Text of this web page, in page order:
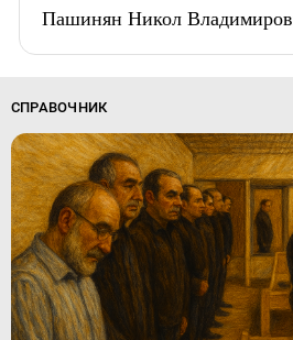
Пашинян Никол
СПРАВОЧНИК